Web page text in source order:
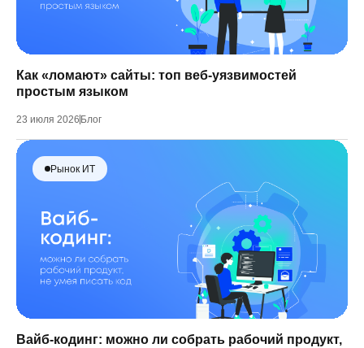
Как «ломают» сайты: топ веб-уязвимостей
простым языком
23 июля 2026 Блог
Рынок ИТ
Вайб-кодинг: можно ли собрать рабочий продукт,